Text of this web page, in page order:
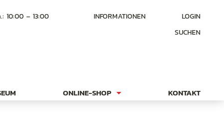
10:00 – 13:00 INFORMATIONEN
LOGIN
SUCHEN
ONLINE-SHOP KONTAKT